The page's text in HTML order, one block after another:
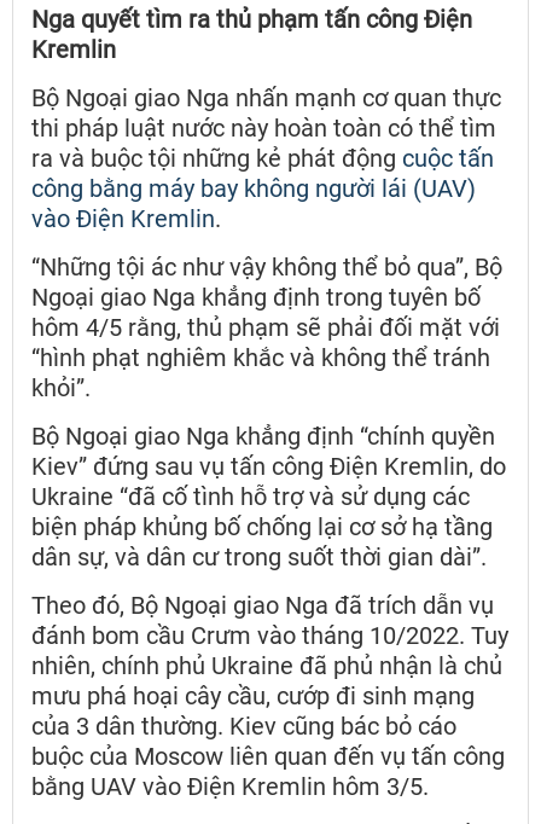
Nga quyết tìm ra thủ phạm tấn công Điện
Kremlin
Bộ Ngoại giao Nga nhấn mạnh cơ quan thực
thi pháp luật nước này hoàn toàn có thể tìm
ra và buộc tội những kẻ phát động cuộc tấn
công bằng máy bay không người lái (UAV)
vào Điện Kremlin.
“Những tội ác như vậy không thể bỏ qua”, Bộ
Ngoại giao Nga khẳng định trong tuyên bố
hôm 4/5 rằng, thủ phạm sẽ phải đối mặt với
“hình phạt nghiêm khắc và không thể tránh
khỏi”.
Bộ Ngoại giao Nga khẳng định “chính quyền
Kiev” đứng sau vụ tấn công Điện Kremlin, do
Ukraine “đã cố tình hỗ trợ và sử dụng các
biện pháp khủng bố chống lại cơ sở hạ tầng
dân sự, và dân cư trong suốt thời gian dài”.
Theo đó, Bộ Ngoại giao Nga đã trích dẫn vụ
đánh bom cầu Crưm vào tháng 10/2022. Tuy
nhiên, chính phủ Ukraine đã phủ nhận là chủ
mưu phá hoại cây cầu, cướp đi sinh mạng
của 3 dân thường. Kiev cũng bác bỏ cáo
buộc của Moscow liên quan đến vụ tấn công
bằng UAV vào Điện Kremlin hôm 3/5.